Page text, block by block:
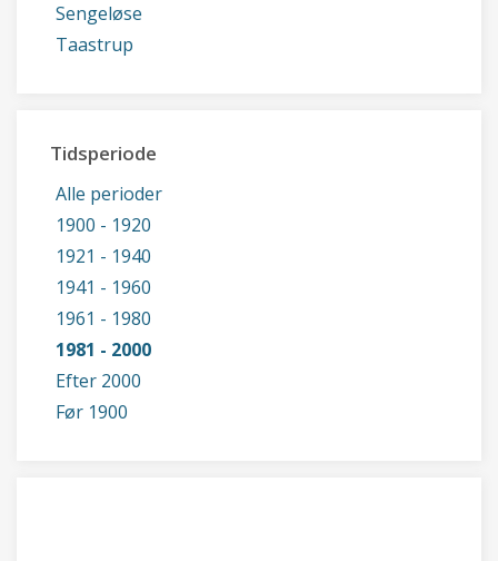
Sengeløse
Taastrup
Tidsperiode
Alle perioder
1900 - 1920
1921 - 1940
1941 - 1960
1961 - 1980
1981 - 2000
Efter 2000
Før 1900